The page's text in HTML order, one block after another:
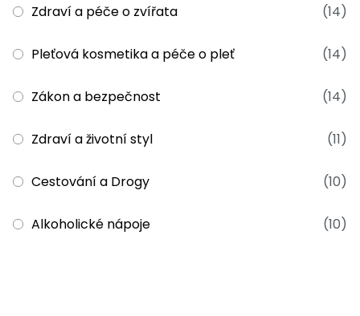
Zdraví a péče o zvířata (14)
Pleťová kosmetika a péče o pleť (14)
Zákon a bezpečnost (14)
Zdraví a životní styl (11)
Cestování a Drogy (10)
Alkoholické nápoje (10)